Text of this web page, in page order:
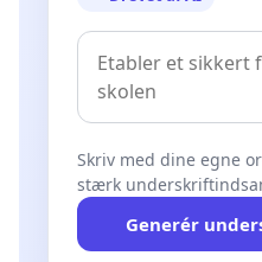
Skriv med dine egne
stærk
Generér